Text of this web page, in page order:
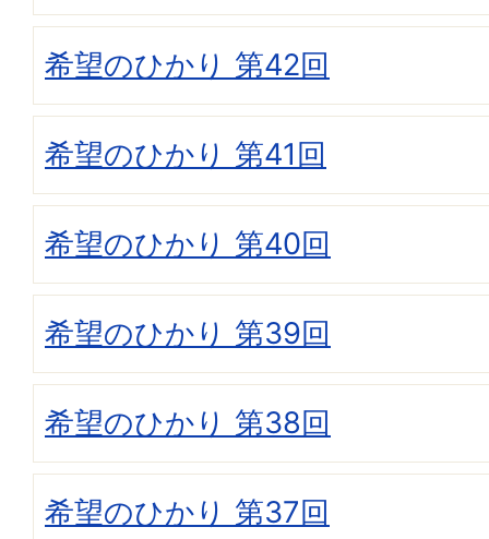
希望のひかり 第42回
希望のひかり 第41回
希望のひかり 第40回
希望のひかり 第39回
希望のひかり 第38回
希望のひかり 第37回